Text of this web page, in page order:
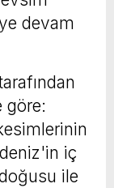
devam
göre:
iç
ile